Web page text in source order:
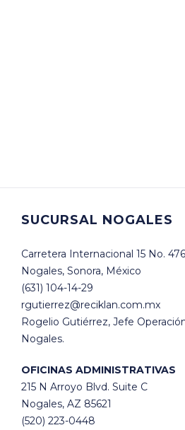
SUCURSAL NOGALES
Carretera Internacional 15 No.
Nogales, Sonora, México
(631) 104-14-29
rgutierrez@reciklan.com.mx
Rogelio Gutiérrez, Jefe
Nogales.
OFICINAS ADMINISTRATIVAS
215 N Arroyo Blvd. Suite C
Nogales, AZ 85621
(520) 223-0448